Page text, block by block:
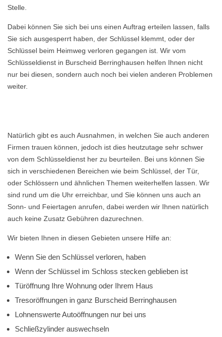
Stelle.
Dabei können Sie sich bei uns einen Auftrag erteilen lassen, falls
Sie sich ausgesperrt haben, der Schlüssel klemmt, oder der
Schlüssel beim Heimweg verloren gegangen ist. Wir vom
Schlüsseldienst in Burscheid Berringhausen helfen Ihnen nicht
nur bei diesen, sondern auch noch bei vielen anderen Problemen
weiter.
Natürlich gibt es auch Ausnahmen, in welchen Sie auch anderen
Firmen trauen können, jedoch ist dies heutzutage sehr schwer
von dem Schlüsseldienst her zu beurteilen. Bei uns können Sie
sich in verschiedenen Bereichen wie beim Schlüssel, der Tür,
oder Schlössern und ähnlichen Themen weiterhelfen lassen. Wir
sind rund um die Uhr erreichbar, und Sie können uns auch an
Sonn- und Feiertagen anrufen, dabei werden wir Ihnen natürlich
auch keine Zusatz Gebühren dazurechnen.
Wir bieten Ihnen in diesen Gebieten unsere Hilfe an:
Wenn Sie den Schlüssel verloren, haben
Wenn der Schlüssel im Schloss stecken geblieben ist
Türöffnung Ihre Wohnung oder Ihrem Haus
Tresoröffnungen in ganz Burscheid Berringhausen
Lohnenswerte Autoöffnungen nur bei uns
Schließzylinder auswechseln